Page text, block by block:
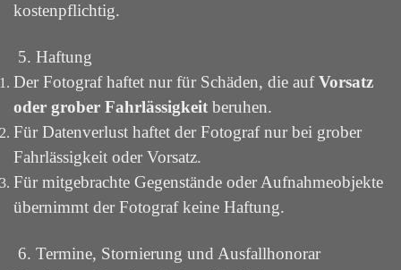
kostenpflichtig.
5. Haftung
Der Fotograf haftet nur für Schäden, die auf Vorsatz
oder grober Fahrlässigkeit beruhen.
Für Datenverlust haftet der Fotograf nur bei grober
Fahrlässigkeit oder Vorsatz.
Für mitgebrachte Gegenstände oder Aufnahmeobjekte
übernimmt der Fotograf keine Haftung.
6. Termine, Stornierung und Ausfallhonorar